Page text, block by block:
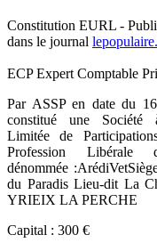
Constitution EURL -
dans le journal
ECP Expert Comptable
Par ASSP en date du
constitué une Société
Limitée de
Profession Libérale
dénommée
du Paradis Lieu-dit La
YRIEIX LA PERCHE
Capital : 300 €